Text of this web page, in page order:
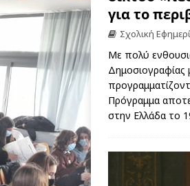
για το
Σχολική
Με πολύ
Δημοσιογραφίας
Πρόγραμμα
στην Ελλάδα το